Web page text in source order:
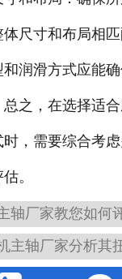
尺寸和布局相
润滑方式应能
之，在选择适
，需要综合考
。
轴厂家教您如何